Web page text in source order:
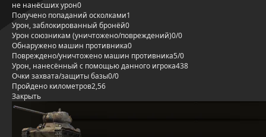
не нанёсших урон0
Получено попаданий осколками1
Урон, заблокированный бронёй0
Урон союзникам (уничтожено/повреждений)0/0
Обнаружено машин противника0
Повреждено/уничтожено машин противника5/0
Урон, нанесённый с помощью данного игрока438
Очки захвата/защиты базы0/0
Пройдено километров2,56
Закрыть